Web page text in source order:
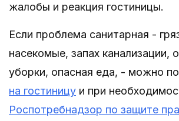
жалобы и реакция гостиницы.
Если проблема санитарная -
насекомые, запах канализации,
уборки, опасная еда, - можно
на гостиницу и при
Роспотребнадзор по защите